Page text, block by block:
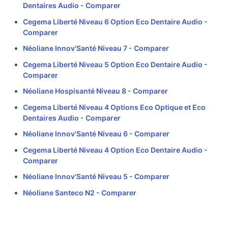
Dentaires Audio - Comparer
Cegema Liberté Niveau 6 Option Eco Dentaire Audio -
Comparer
Néoliane Innov'Santé Niveau 7 - Comparer
Cegema Liberté Niveau 5 Option Eco Dentaire Audio -
Comparer
Néoliane Hospisanté Niveau 8 - Comparer
Cegema Liberté Niveau 4 Options Eco Optique et Eco
Dentaires Audio - Comparer
Néoliane Innov'Santé Niveau 6 - Comparer
Cegema Liberté Niveau 4 Option Eco Dentaire Audio -
Comparer
Néoliane Innov'Santé Niveau 5 - Comparer
Néoliane Santeco N2 - Comparer